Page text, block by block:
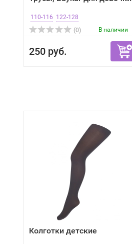
110-116 122-128
(0)
В наличии
250 руб.
Колготки детские